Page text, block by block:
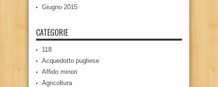
Giugno 2015
CATEGORIE
118
Acquedotto pugliese
Affido minori
Agricoltura